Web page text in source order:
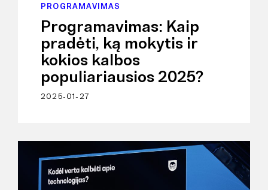
PROGRAMAVIMAS
Programavimas: Kaip
pradėti, ką mokytis ir
kokios kalbos
populiariausios 2025?
2025-01-27